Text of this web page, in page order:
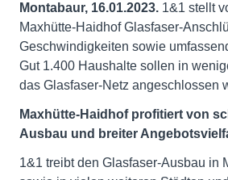
Montabaur, 16.01.2023. 1&1 stellt
Maxhütte-Haidhof Glasfaser-
Geschwindigkeiten sowie
Gut 1.400 Haushalte sollen in
das Glasfaser-Netz angeschlossen
Maxhütte-Haidhof profitiert von
Ausbau und breiter
1&1 treibt den Glasfaser-Ausbau in